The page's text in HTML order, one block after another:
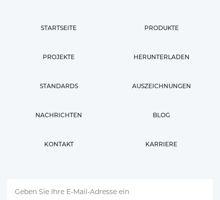
STARTSEITE PRODUKTE
PROJEKTE HERUNTERLADEN
STANDARDS AUSZEICHNUNGEN
NACHRICHTEN BLOG
KONTAKT KARRIERE